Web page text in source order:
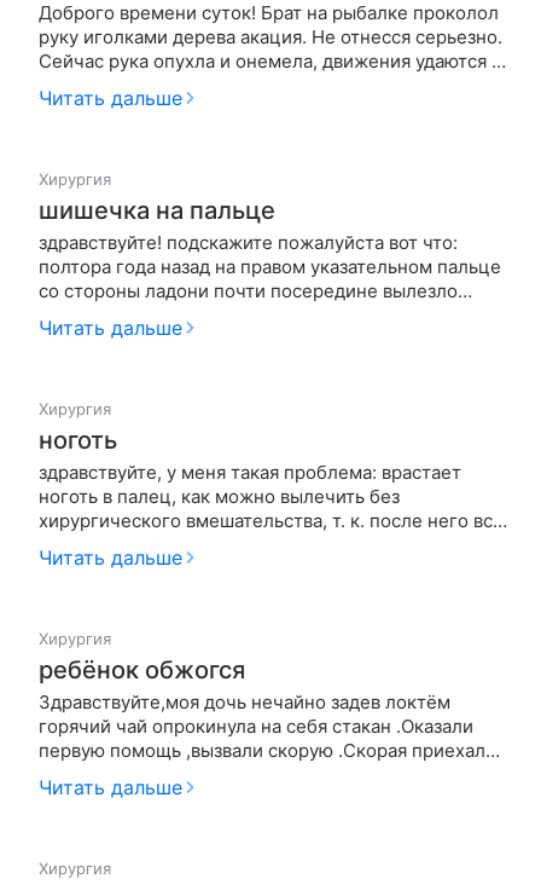
Доброго времени суток! Брат на рыбалке проколол
руку иголками дерева акация. Не отнесся серьезно.
Сейчас рука опухла и онемела, движения удаются с
трудом, сильная боль. Укол в районе локтя, а он не
чувствует всю руку. Прошло немного более суток с
Читать дальше
Хирургия
шишечка на пальце
здравствуйте! подскажите пожалуйста вот что:
полтора года назад на правом указательном пальце
со стороны ладони почти посередине вылезло
уплотнение, словно "шарик под кожей".это
уплотнение довольно долго не исчезало. вскоре я
Читать дальше
Хирургия
ноготь
здравствуйте, у меня такая проблема: врастает
ноготь в палец, как можно вылечить без
хирургического вмешательства, т. к. после него все
равно ситуация повторяется!
Читать дальше
Хирургия
ребёнок обжогся
Здравствуйте,моя дочь нечайно задев локтём
горячий чай опрокинула на себя стакан .Оказали
первую помощь ,вызвали скорую .Скорая приехала
сделали укол обезбаливающий,назначили
пантенол,Через 2 часа обоженное место стало
Читать дальше
Хирургия